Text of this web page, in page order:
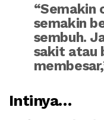
“Semakin
semakin
sembuh.
sakit atau
Intinya…